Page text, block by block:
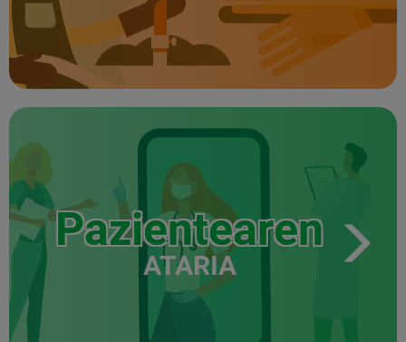
Pazientearen
ATARIA